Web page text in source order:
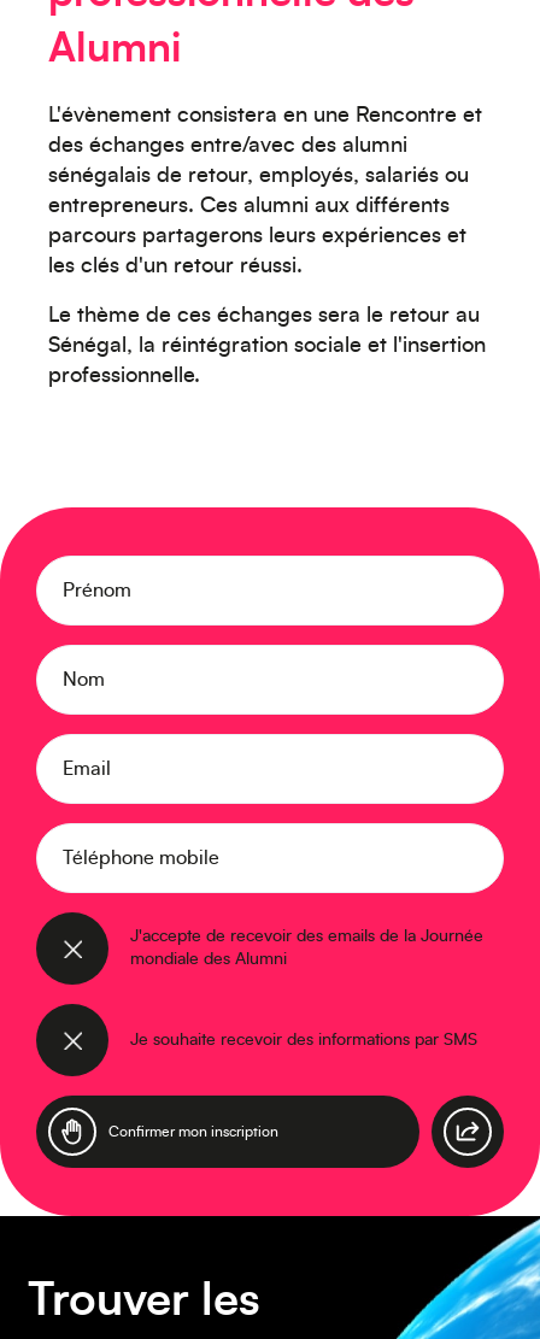
Alumni
L'évènement consistera en une Rencontre et
des échanges entre/avec des alumni
sénégalais de retour, employés, salariés ou
entrepreneurs. Ces alumni aux différents
parcours partagerons leurs expériences et
les clés d'un retour réussi.
Le thème de ces échanges sera le retour au
Sénégal, la réintégration sociale et l'insertion
professionnelle.
Prénom
Nom
Email
Téléphone mobile
J'accepte de recevoir des emails de la Journée
mondiale des Alumni
Je souhaite recevoir des informations par SMS
Trouver les
Asie
Caraïbes
Europe
Moyen-Orient
Océanie